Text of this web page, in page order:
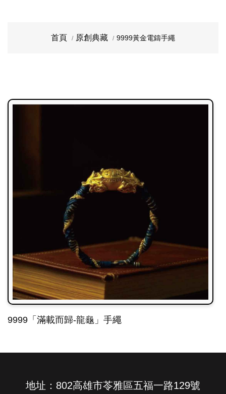
首頁 原創典藏 9999黃金電鑄手繩
9999「滿載而歸-龍龜」手繩
地址：802高雄市苓雅區五福一路129號